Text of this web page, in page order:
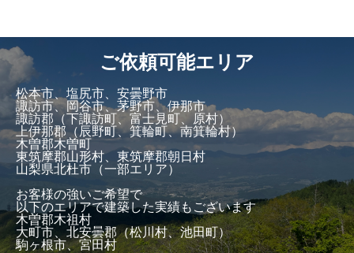
ご依頼可能エリア
松本市、塩尻市、安曇野市
諏訪市、岡谷市、茅野市、伊那市
諏訪郡（下諏訪町、富士見町、原村）
上伊那郡（辰野町、箕輪町、南箕輪村）
木曽郡木曽町
東筑摩郡山形村、東筑摩郡朝日村
山梨県北杜市（一部エリア）
お客様の強いご希望で
以下のエリアで建築した実績もございます
木曽郡木祖村
大町市、北安曇郡（松川村、池田町）
駒ヶ根市、宮田村